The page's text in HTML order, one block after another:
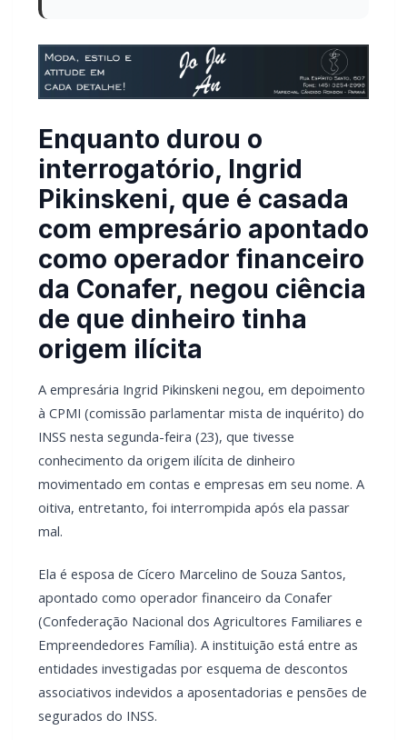
Enquanto durou o
interrogatório, Ingrid
Pikinskeni, que é casada
com empresário apontado
como operador financeiro
da Conafer, negou ciência
de que dinheiro tinha
origem ilícita
A empresária Ingrid Pikinskeni negou, em depoimento
à CPMI (comissão parlamentar mista de inquérito) do
INSS nesta segunda-feira (23), que tivesse
conhecimento da origem ilícita de dinheiro
movimentado em contas e empresas em seu nome. A
oitiva, entretanto, foi interrompida após ela passar
mal.
Ela é esposa de Cícero Marcelino de Souza Santos,
apontado como operador financeiro da Conafer
(Confederação Nacional dos Agricultores Familiares e
Empreendedores Família). A instituição está entre as
entidades investigadas por esquema de descontos
associativos indevidos a aposentadorias e pensões de
segurados do INSS.